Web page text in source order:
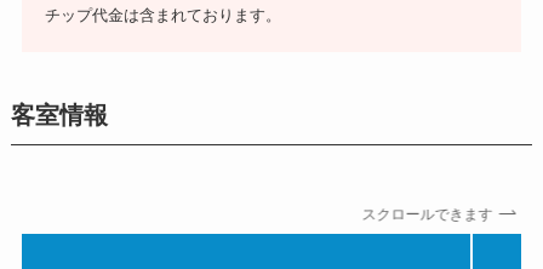
チップ代金は含まれております。
客室情報
スクロールできます